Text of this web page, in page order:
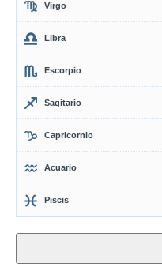
Virgo
Libra
Escorpio
Sagitario
Capricornio
Acuario
Piscis